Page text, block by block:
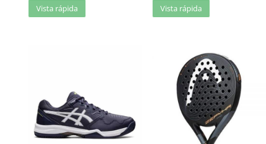
Vista rápida Vista rápida